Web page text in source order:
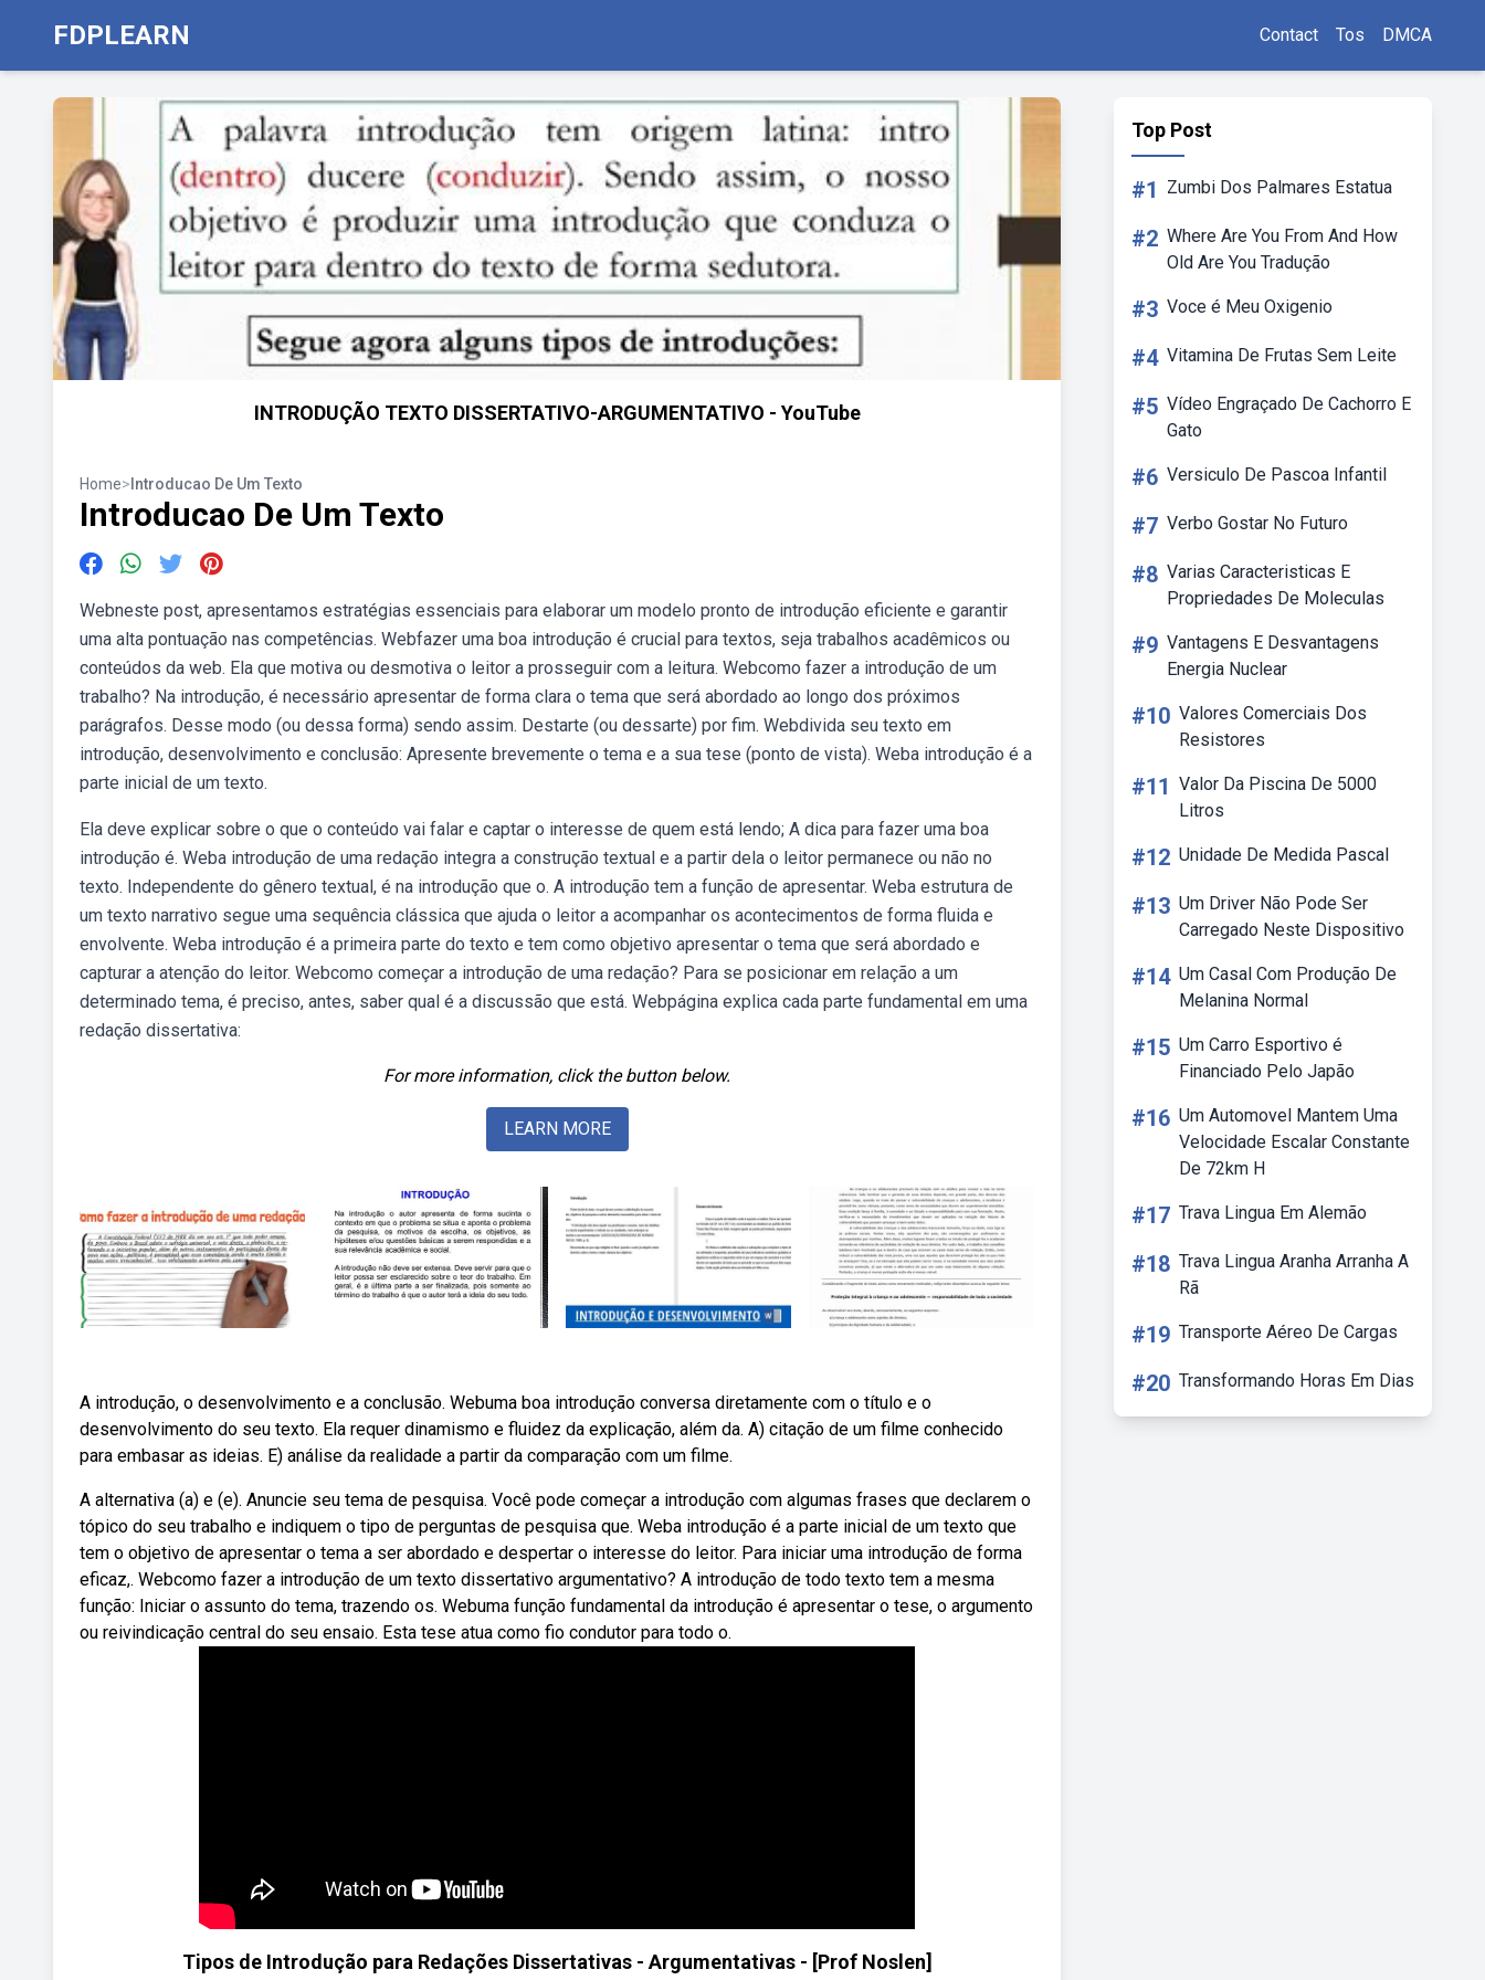
FDPLEARN Contact Tos DMCA
INTRODUÇÃO TEXTO DISSERTATIVO-ARGUMENTATIVO - YouTube
Home> Introducao De Um Texto
Introducao De Um Texto
Webneste post, apresentamos estratégias essenciais para elaborar um modelo pronto de introdução eficiente e garantir
uma alta pontuação nas competências. Webfazer uma boa introdução é crucial para textos, seja trabalhos acadêmicos ou
conteúdos da web. Ela que motiva ou desmotiva o leitor a prosseguir com a leitura. Webcomo fazer a introdução de um
trabalho? Na introdução, é necessário apresentar de forma clara o tema que será abordado ao longo dos próximos
parágrafos. Desse modo (ou dessa forma) sendo assim. Destarte (ou dessarte) por fim. Webdivida seu texto em
introdução, desenvolvimento e conclusão: Apresente brevemente o tema e a sua tese (ponto de vista). Weba introdução é a
parte inicial de um texto.
Ela deve explicar sobre o que o conteúdo vai falar e captar o interesse de quem está lendo; A dica para fazer uma boa
introdução é. Weba introdução de uma redação integra a construção textual e a partir dela o leitor permanece ou não no
texto. Independente do gênero textual, é na introdução que o. A introdução tem a função de apresentar. Weba estrutura de
um texto narrativo segue uma sequência clássica que ajuda o leitor a acompanhar os acontecimentos de forma fluida e
envolvente. Weba introdução é a primeira parte do texto e tem como objetivo apresentar o tema que será abordado e
capturar a atenção do leitor. Webcomo começar a introdução de uma redação? Para se posicionar em relação a um
determinado tema, é preciso, antes, saber qual é a discussão que está. Webpágina explica cada parte fundamental em uma
redação dissertativa:
For more information, click the button below.
LEARN MORE
A introdução, o desenvolvimento e a conclusão. Webuma boa introdução conversa diretamente com o título e o
desenvolvimento do seu texto. Ela requer dinamismo e fluidez da explicação, além da. A) citação de um filme conhecido
para embasar as ideias. E) análise da realidade a partir da comparação com um filme.
A alternativa (a) e (e). Anuncie seu tema de pesquisa. Você pode começar a introdução com algumas frases que declarem o
tópico do seu trabalho e indiquem o tipo de perguntas de pesquisa que. Weba introdução é a parte inicial de um texto que
tem o objetivo de apresentar o tema a ser abordado e despertar o interesse do leitor. Para iniciar uma introdução de forma
eficaz,. Webcomo fazer a introdução de um texto dissertativo argumentativo? A introdução de todo texto tem a mesma
função: Iniciar o assunto do tema, trazendo os. Webuma função fundamental da introdução é apresentar o tese, o argumento
ou reivindicação central do seu ensaio. Esta tese atua como fio condutor para todo o.
Tipos de Introdução para Redações Dissertativas - Argumentativas - [Prof Noslen]
Top Post
#1 Zumbi Dos Palmares Estatua
#2 Where Are You From And How
Old Are You Tradução
#3 Voce é Meu Oxigenio
#4 Vitamina De Frutas Sem Leite
#5 Vídeo Engraçado De Cachorro E
Gato
#6 Versiculo De Pascoa Infantil
#7 Verbo Gostar No Futuro
#8 Varias Caracteristicas E
Propriedades De Moleculas
#9 Vantagens E Desvantagens
Energia Nuclear
#10 Valores Comerciais Dos
Resistores
#11 Valor Da Piscina De 5000
Litros
#12 Unidade De Medida Pascal
#13 Um Driver Não Pode Ser
Carregado Neste Dispositivo
#14 Um Casal Com Produção De
Melanina Normal
#15 Um Carro Esportivo é
Financiado Pelo Japão
#16 Um Automovel Mantem Uma
Velocidade Escalar Constante
De 72km H
#17 Trava Lingua Em Alemão
#18 Trava Lingua Aranha Arranha A
Rã
#19 Transporte Aéreo De Cargas
#20 Transformando Horas Em Dias